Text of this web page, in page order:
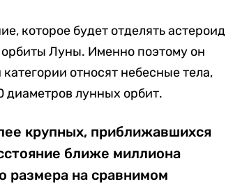
которое будет отделять астероид
Луны. Именно поэтому он
относят небесные тела,
диаметров лунных орбит.
крупных, приближавшихся
ближе миллиона
размера на сравнимом